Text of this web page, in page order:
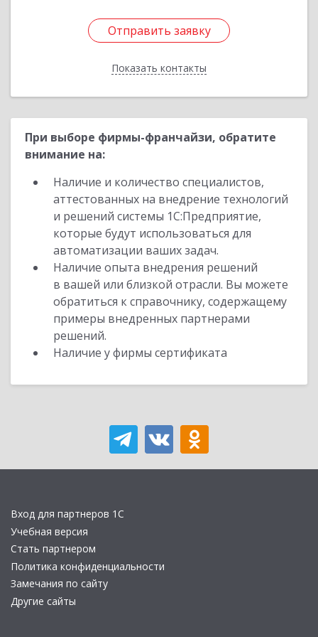
Отправить заявку
Показать контакты
Отправить заявку
Назад
При выборе фирмы-франчайзи, обратите
внимание на:
Наличие и количество специалистов,
аттестованных на внедрение технологий
и решений системы 1С:Предприятие,
которые будут использоваться для
автоматизации ваших задач.
Наличие опыта внедрения решений
в вашей или близкой отрасли. Вы можете
обратиться к справочнику, содержащему
примеры внедренных партнерами
решений.
Наличие у фирмы сертификата
Вход для партнеров 1С
Учебная версия
Стать партнером
Политика конфиденциальности
Замечания по сайту
Другие сайты